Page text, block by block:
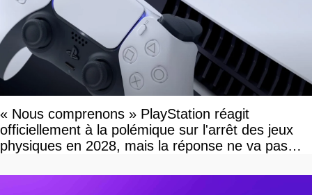
« Nous comprenons » PlayStation réagit
officiellement à la polémique sur l'arrêt des jeux
physiques en 2028, mais la réponse ne va pas